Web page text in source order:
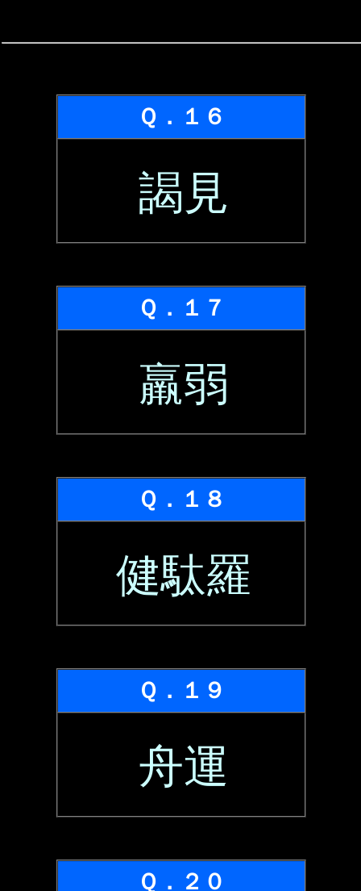
Ｑ．１６
謁見
Ｑ．１７
羸弱
Ｑ．１８
健駄羅
Ｑ．１９
舟運
Ｑ．２０